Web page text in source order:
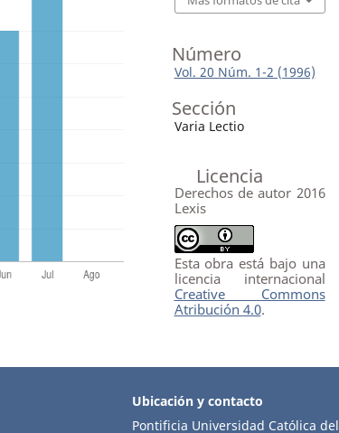
Número
Vol. 20 Núm. 1-2 (1996)
Sección
Varia Lectio
Licencia
Derechos de autor 2016
Lexis
Esta obra está bajo una
licencia internacional
Creative Commons
Atribución 4.0.
Ubicación y contacto
Pontificia Universidad Católica del